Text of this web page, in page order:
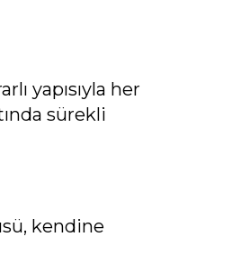
yapısıyla her
sürekli
kendine